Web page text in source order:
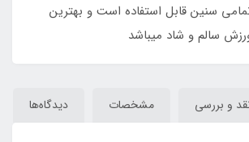
سنین قابل استفاده است و بهترین
سالم و شاد میباشد
و بررسی مشخصات دیدگاه‌ها